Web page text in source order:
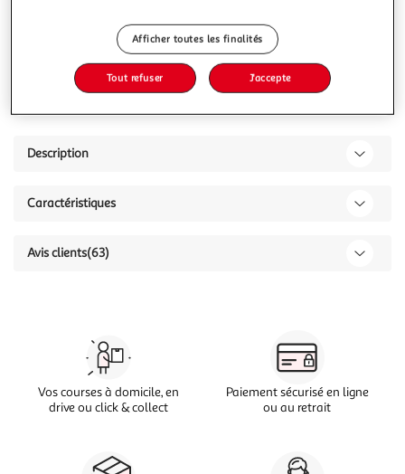
Vous voulez connaître le prix de ce produit ?
Afficher le prix
Description
Caractéristiques
Avis clients(63)
Vos courses à domicile, en
drive ou click & collect
Paiement sécurisé en ligne
ou au retrait
Afficher toutes les finalités
Tout refuser J'accepte